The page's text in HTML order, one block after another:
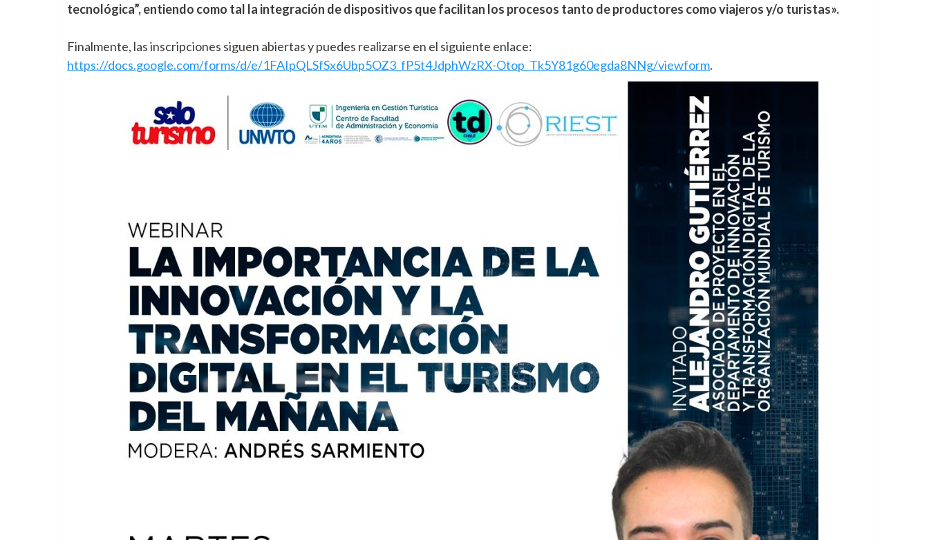
tecnológica”, entiendo como tal la integración de dispositivos que facilitan los procesos tanto de productores como viajeros y/o turistas».
Finalmente, las inscripciones siguen abiertas y puedes realizarse en el siguiente enlace:
https://docs.google.com/forms/d/e/1FAIpQLSfSx6Ubp5OZ3_fP5t4JdphWzRX-Otop_Tk5Y81g60egda8NNg/viewform.